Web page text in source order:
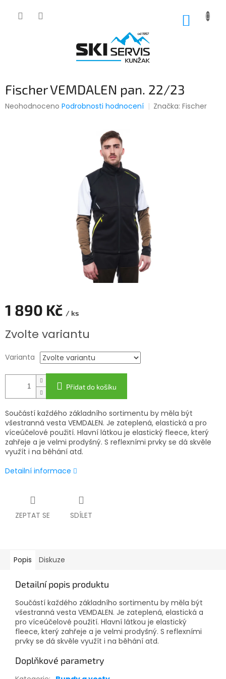
Fischer VEMDALEN pan. 22/23
Průměrné
Neohodnoceno Podrobnosti hodnocení Značka:Fischer
1 890 Kč / ks
cena:
Zvolte variantu
Varianta
Přidat do košíku
Součástí každého základního sortimentu by měla být
všestranná vesta VEMDALEN. Je zateplená, elastická a pro
víceúčelové použití. Hlavní látkou je elastický fleece, který
zahřeje a je velmi prodyšný. S reflexními prvky se dá skvěle
využít i na běhání atd.
Detailní informace
ZEPTAT SE SDÍLET
Popis Diskuze
Detailní popis produktu
Součástí každého základního sortimentu by měla být
všestranná vesta VEMDALEN. Je zateplená, elastická a
pro víceúčelové použití. Hlavní látkou je elastický
fleece, který zahřeje a je velmi prodyšný. S reflexními
prvky se dá skvěle využít i na běhání atd.
Doplňkové parametry